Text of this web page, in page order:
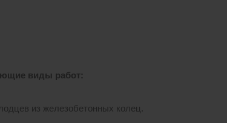
виды работ:
из железобетонных колец.